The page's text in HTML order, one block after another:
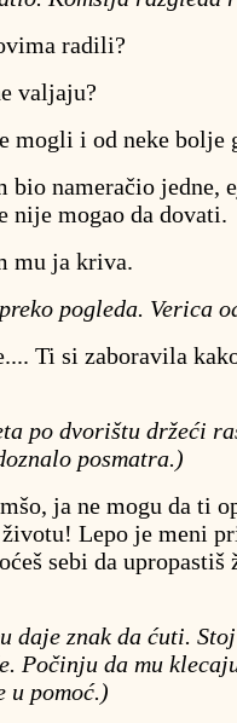
radili?
valjaju?
mogli i od neke bolje
bio nameračio jedne,
nije mogao da dovati.
mu ja kriva.
pogleda. Verica
Ti si zaboravila
po dvorištu držeći
posmatra.)
ja ne mogu da ti
životu! Lepo je meni
sebi da upropastiš
daje znak da ćuti.
Počinju da mu
u pomoć.)